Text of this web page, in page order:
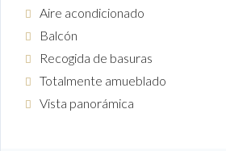
Aire acondicionado
Balcón
Recogida de basuras
Totalmente amueblado
Vista panorámica